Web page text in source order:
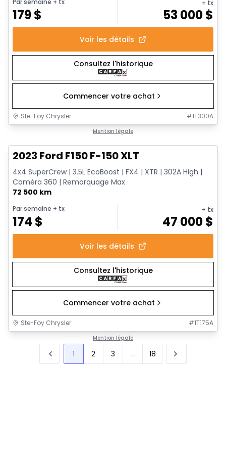
179$
+ tx
53 000$
Voir les détails
Consultez l'historique
Commencer votre achat
Ste-Foy Chrysler #1T300A
Mention légale
2023 Ford F150 F-150 XLT
4x4 SuperCrew | 3.5L EcoBoost | FX4 | XTR | 302A High |
Caméra 360 | Remorquage Max
72 500 km
Par semaine + tx
174 $
+ tx
47 000$
Voir les détails
Consultez l'historique
Commencer votre achat
Ste-Foy Chrysler #1T175A
Mention légale
1 2 3 ... 18